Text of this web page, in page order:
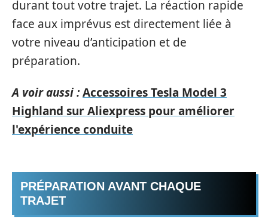
durant tout votre trajet. La réaction rapide
face aux imprévus est directement liée à
votre niveau d’anticipation et de
préparation.
A voir aussi :Accessoires Tesla Model 3
Highland sur Aliexpress pour améliorer
l'expérience conduite
PRÉPARATION AVANT CHAQUE
TRAJET